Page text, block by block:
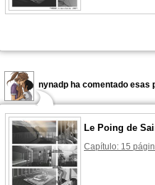
nynadp ha comentado esas
Le Poing de
Capítulo: 15